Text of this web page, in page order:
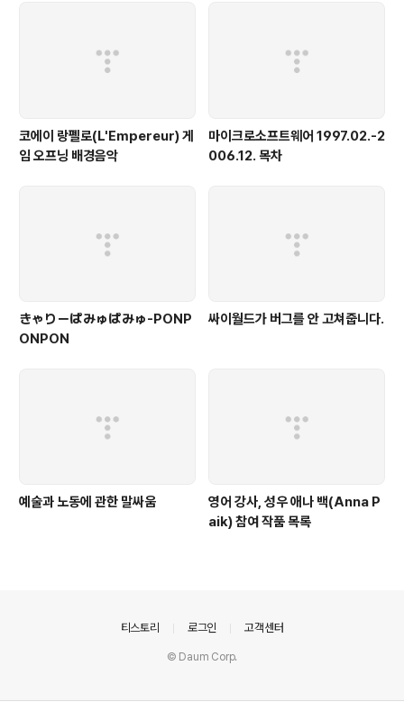
코에이 랑펠로(L'Empereur) 게
임 오프닝 배경음악
마이크로소프트웨어 1997.02.-2
006.12. 목차
きゃりーぱみゅぱみゅ-PONP
ONPON
싸이월드가 버그를 안 고쳐줍니다.
예술과 노동에 관한 말싸움
영어 강사, 성우 애나 백(Anna P
aik) 참여 작품 목록
티스토리 로그인 고객센터
© Daum Corp.